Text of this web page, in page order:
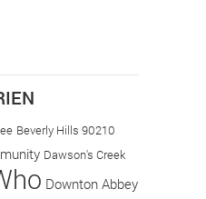
Beverly Hills 90210
Dawson's Creek
Downton Abbey